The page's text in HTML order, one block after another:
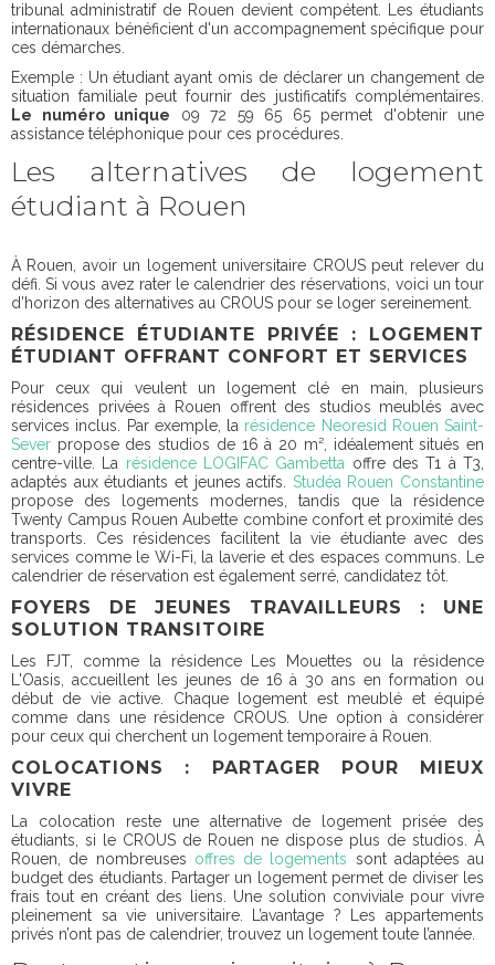
tribunal administratif de Rouen devient compétent. Les étudiants
internationaux bénéficient d'un accompagnement spécifique pour
ces démarches.
Exemple : Un étudiant ayant omis de déclarer un changement de
situation familiale peut fournir des justificatifs complémentaires.
Le numéro unique 09 72 59 65 65 permet d'obtenir une
assistance téléphonique pour ces procédures.
Les alternatives de logement
étudiant à Rouen
À Rouen, avoir un logement universitaire CROUS peut relever du
défi. Si vous avez rater le calendrier des réservations, voici un tour
d’horizon des alternatives au CROUS pour se loger sereinement.
RÉSIDENCE ÉTUDIANTE PRIVÉE : LOGEMENT
ÉTUDIANT OFFRANT CONFORT ET SERVICES
Pour ceux qui veulent un logement clé en main, plusieurs
résidences privées à Rouen offrent des studios meublés avec
services inclus. Par exemple, la résidence Neoresid Rouen Saint-
Sever propose des studios de 16 à 20 m², idéalement situés en
centre-ville. La résidence LOGIFAC Gambetta offre des T1 à T3,
adaptés aux étudiants et jeunes actifs. Studéa Rouen Constantine
propose des logements modernes, tandis que la résidence
Twenty Campus Rouen Aubette combine confort et proximité des
transports. Ces résidences facilitent la vie étudiante avec des
services comme le Wi-Fi, la laverie et des espaces communs. Le
calendrier de réservation est également serré, candidatez tôt.
FOYERS DE JEUNES TRAVAILLEURS : UNE
SOLUTION TRANSITOIRE
Les FJT, comme la résidence Les Mouettes ou la résidence
L'Oasis, accueillent les jeunes de 16 à 30 ans en formation ou
début de vie active. Chaque logement est meublé et équipé
comme dans une résidence CROUS. Une option à considérer
pour ceux qui cherchent un logement temporaire à Rouen.
COLOCATIONS : PARTAGER POUR MIEUX
VIVRE
La colocation reste une alternative de logement prisée des
étudiants, si le CROUS de Rouen ne dispose plus de studios. À
Rouen, de nombreuses offres de logements sont adaptées au
budget des étudiants. Partager un logement permet de diviser les
frais tout en créant des liens. Une solution conviviale pour vivre
pleinement sa vie universitaire. L’avantage ? Les appartements
privés n’ont pas de calendrier, trouvez un logement toute l’année.